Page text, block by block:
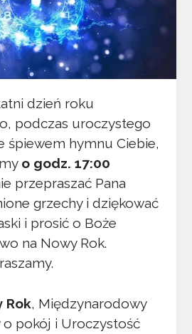
dzień roku
podczas uroczystego
śpiewem hymnu Ciebie,
o godz. 17:00
przepraszać Pana
grzechy i dziękować
i prosić o Boże
na Nowy Rok.
Rok, Międzynarodowy
pokój i Uroczystość